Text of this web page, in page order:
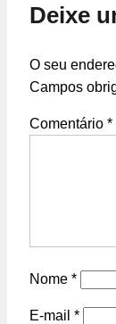
Deixe
O seu
Campos
Comentário *
Nome *
E-mail *